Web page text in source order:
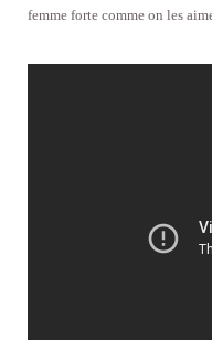
femme forte comme on les